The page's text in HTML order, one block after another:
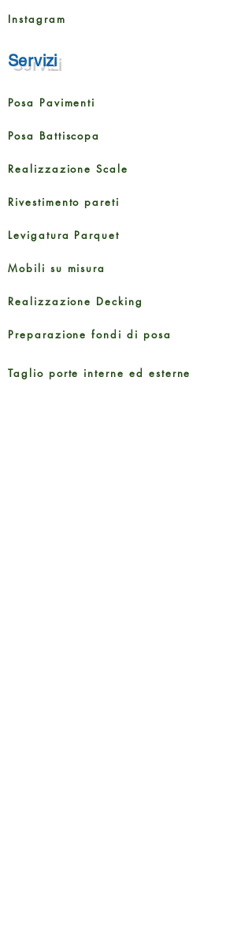
Instagram
Servizi
Posa Pavimenti
Posa Battiscopa
Realizzazione Scale
Rivestimento pareti
Levigatura Parquet
Mobili su misura
Realizzazione Decking
Preparazione fondi di posa
Taglio porte interne ed esterne